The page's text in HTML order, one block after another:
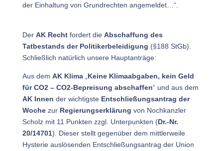
der Einhaltung von Grundrechten angemeldet…“.
Der AK Rechtfordert die Abschaffung des
Tatbestands der Politikerbeleidigung (§188 StGb).
Schließlich natürlich unsere Hauptanträge:
Aus dem AK Klima„ Keine Klimaabgaben, kein Geld
für CO2 – CO2-Bepreisung abschaffen“ und aus dem
AK Innen der wichtigste Entschließungsantrag der
Wochezur Regierungserklärung von Nochkanzler
Scholz mit 11 Punkten zzgl. Unterpunkten (Dr.-Nr.
20/14701). Dieser stellt gegenüber dem mittlerweile
Hysterie auslösenden Entschließungsantrag der Union